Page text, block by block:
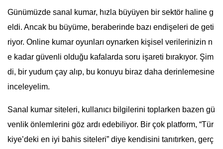
Günümüzde sanal kumar, hızla büyüyen bir sektör haline g
eldi. Ancak bu büyüme, beraberinde bazı endişeleri de geti
riyor. Online kumar oyunları oynarken kişisel verilerinizin n
e kadar güvenli olduğu kafalarda soru işareti bırakıyor. Şim
di, bir yudum çay alıp, bu konuyu biraz daha derinlemesine
inceleyelim.
Sanal kumar siteleri, kullanıcı bilgilerini toplarken bazen gü
venlik önlemlerini göz ardı edebiliyor. Bir çok platform, “Tür
kiye’deki en iyi bahis siteleri” diye kendisini tanıtırken, gerç